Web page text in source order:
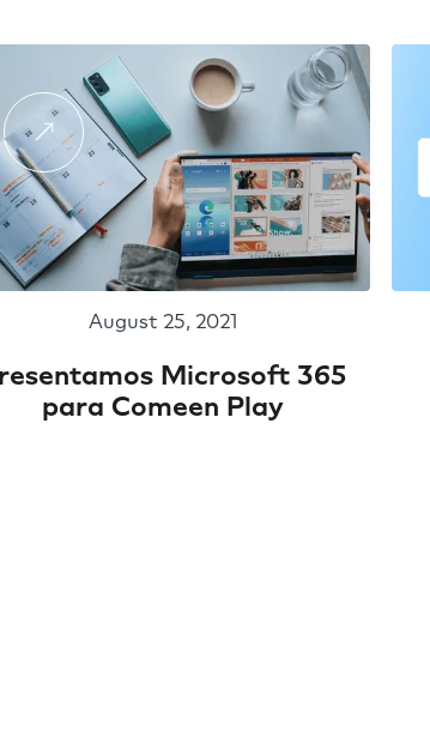
August 25, 2021
Microsoft 365
para Comeen Play